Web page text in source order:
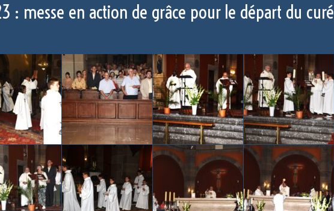
: messe en action de grâce pour le départ du curé